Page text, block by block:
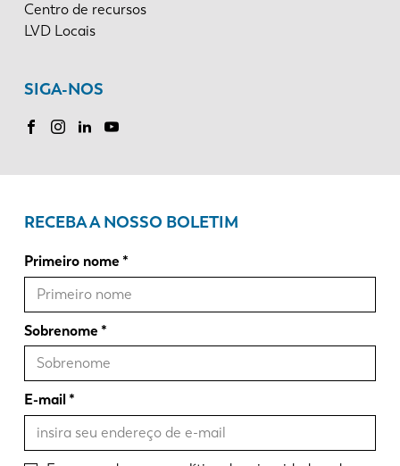
Centro de recursos
LVD Locais
SIGA-NOS
RECEBA A NOSSO BOLETIM
Primeiro nome
Sobrenome
E-mail